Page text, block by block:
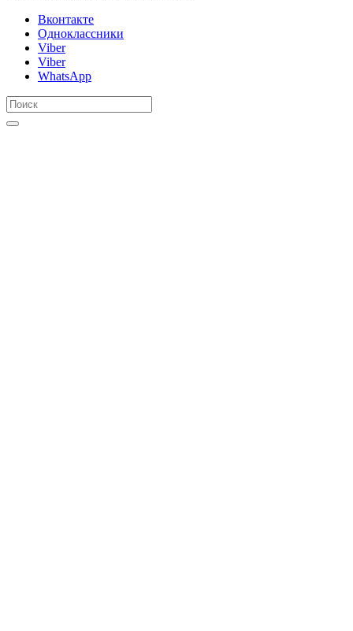
Вконтакте
Одноклассники
Viber
Viber
WhatsApp